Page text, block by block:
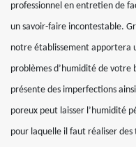
professionnel en entretien de
un savoir-faire incontestable.
notre établissement apportera
problèmes d’humidité de votre
présente des imperfections
poreux peut laisser l’humidité
pour laquelle il faut réaliser